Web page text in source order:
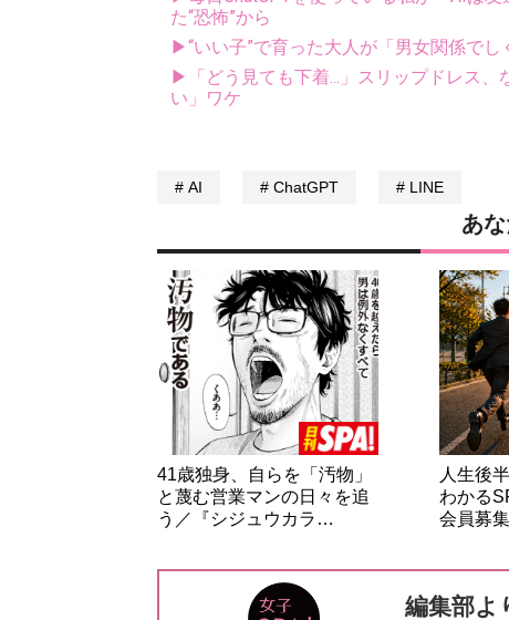
た“恐怖”から
▶“いい子”で育った大人が「男女関係で
▶「どう見ても下着...」スリップドレス、
い」ワケ
AI ChatGPT LINE
あ
41歳独身、自らを「汚物」
と蔑む営業マンの日々を追
う／『シジュウカラ…
人生後
わかる
会員募集